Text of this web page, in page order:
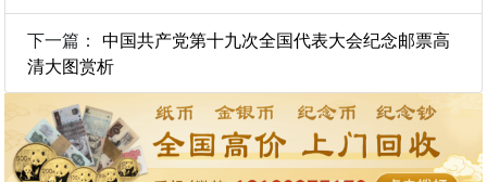
下一篇： 中国共产党第十九次全国代表大会纪念邮票高
清大图赏析